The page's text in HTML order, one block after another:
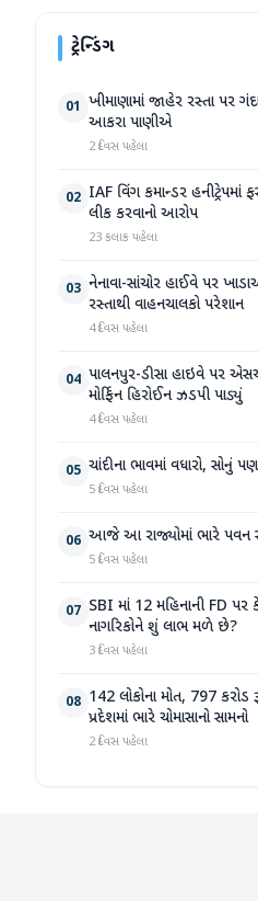
ટ્રેન્ડિંગ
01 ખીમાણામાં જાહેર રસ્તા પર
આકરા પાણીએ
2 દિવસ પહેલા
02 IAF વિંગ કમાન્ડર હનીટ્રેપમાં
લીક કરવાનો આરોપ
23 કલાક પહેલા
03 નેનાવા-સાંચોર હાઈવે પર
રસ્તાથી વાહનચાલકો પરેશાન
4 દિવસ પહેલા
04 પાલનપુર-ડીસા હાઇવે પર
મોર્ફિન હિરોઈન ઝડપી પાડ્યું
4 દિવસ પહેલા
05 ચાંદીના ભાવમાં વધારો, સોનું
5 દિવસ પહેલા
06 આજે આ રાજ્યોમાં ભારે પવન
5 દિવસ પહેલા
07 SBI માં 12 મહિનાની FD
નાગરિકોને શું લાભ મળે છે?
3 દિવસ પહેલા
08 142 લોકોના મોત, 797 કરોડ
પ્રદેશમાં ભારે ચોમાસાનો સામનો
2 દિવસ પહેલા